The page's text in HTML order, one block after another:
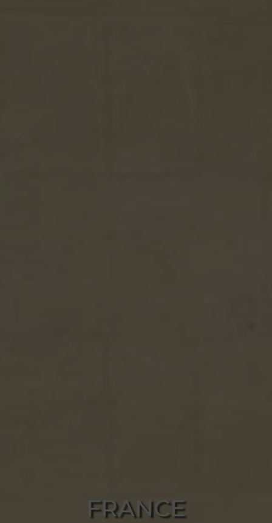
FRANCE